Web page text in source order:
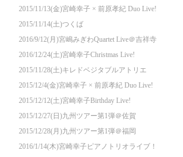
2015/11/13(金)宮崎幸子 × 前原孝紀 Duo Live!
2015/11/14(土)つくば
2016/9/12(月)宮嶋みぎわQuartet Live＠吉祥寺
2016/12/24(土)宮崎幸子Christmas Live!
2015/11/28(土)キレドベジタブルアトリエ
2015/12/4(金)宮崎幸子 × 前原孝紀 Duo Live!
2015/12/12(土)宮崎幸子Birthday Live!
2015/12/27(日)九州ツアー第1弾＠佐賀
2015/12/28(月)九州ツアー第1弾＠福岡
2016/1/14(木)宮崎幸子ピアノトリオライブ！